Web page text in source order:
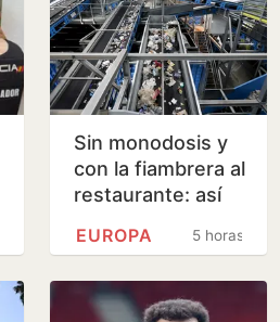
Sin monodosis y
con la fiambrera al
restaurante: así
plásticos la nueva
5 horas
EUROPA